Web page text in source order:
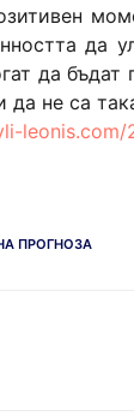
да
да бъдат
не са
leonis.com/
ПРОГНОЗА